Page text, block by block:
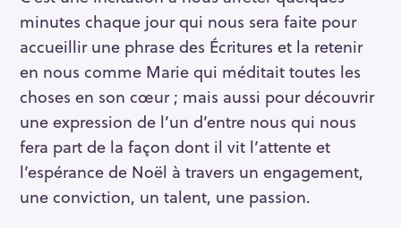
minutes chaque jour qui nous sera faite pour
accueillir une phrase des Écritures et la retenir
en nous comme Marie qui méditait toutes les
choses en son cœur ; mais aussi pour découvrir
une expression de l’un d’entre nous qui nous
fera part de la façon dont il vit l’attente et
l’espérance de Noël à travers un engagement,
une conviction, un talent, une passion.